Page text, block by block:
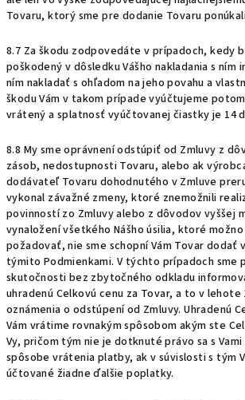
Tovaru, ktorý sme pre dodanie Tovaru
8.7 Za škodu zodpovedáte v prípadoch, kedy
poškodený v dôsledku Vášho nakladania s ním
ním nakladať s ohľadom na jeho povahu a
škodu Vám v takom prípade vyúčtujeme
vrátený a splatnosť vyúčtovanej čiastky je 14
8.8 My sme oprávnení odstúpiť od Zmluvy z
zásob, nedostupnosti Tovaru, alebo ak
dodávateľ Tovaru dohodnutého v Zmluve
vykonal závažné zmeny, ktoré znemožnili
povinností zo Zmluvy alebo z dôvodov vyššej
vynaložení všetkého Nášho úsilia, ktoré
požadovať, nie sme schopní Vám Tovar dodať
týmito Podmienkami. V týchto prípadoch sme
skutočnosti bez zbytočného odkladu
uhradenú Celkovú cenu za Tovar, a to v lehote
oznámenia o odstúpení od Zmluvy. Uhradenú
Vám vrátime rovnakým spôsobom akým ste
Vy, pričom tým nie je dotknuté právo sa s
spôsobe vrátenia platby, ak v súvislosti s tým
účtované žiadne ďalšie poplatky.